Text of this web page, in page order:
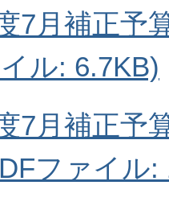
7月補正予
ル: 6.7KB)
7月補正予
ファイル: